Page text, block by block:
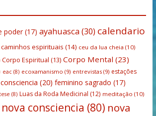
poder(17) ayahuasca(30) calendario
caminhos espirituais (14) ceu da lua cheia (10)
Corpo Espiritual (13) Corpo Mental (23)
eac(8) ecoxamanismo (9) entrevistas(9) estações
(20) feminino sagrado (17)
(8) Luas da Roda Medicinal (12) meditação (10)
nova consciencia (80) nova